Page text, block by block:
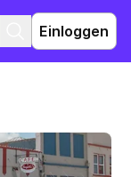
Einloggen